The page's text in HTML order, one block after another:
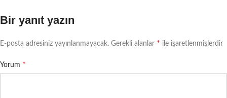
Bir yanıt yazın
E-posta adresiniz yayınlanmayacak. Gerekli alanlar * ile işaretlenmişlerdir
Yorum *